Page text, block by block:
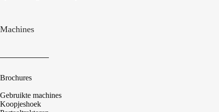
Machines
Brochures
Gebruikte machines
Koopjeshoek